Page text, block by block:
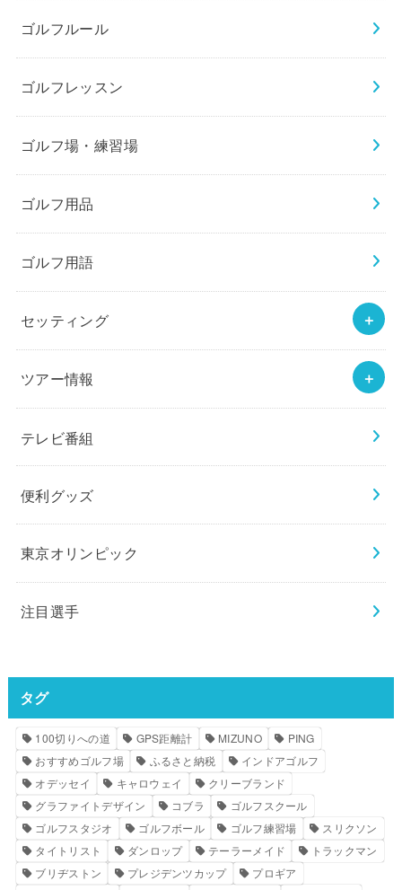
ゴルフルール
ゴルフレッスン
ゴルフ場・練習場
ゴルフ用品
ゴルフ用語
セッティング
ツアー情報
テレビ番組
便利グッズ
東京オリンピック
注目選手
タグ
100切りへの道 GPS距離計 MIZUNO
PING
おすすめゴルフ場
ふるさと納税
インドアゴルフ
オデッセイ
キャロウェイ
クリーブランド
グラファイトデザイン
コブラ
ゴルフスクール
ゴルフスタジオ
ゴルフボール ゴルフ練習場
スリクソン
タイトリスト
ダンロップ テーラーメイド
トラックマン
ブリヂストン
プレジデンツカップ
プロギア